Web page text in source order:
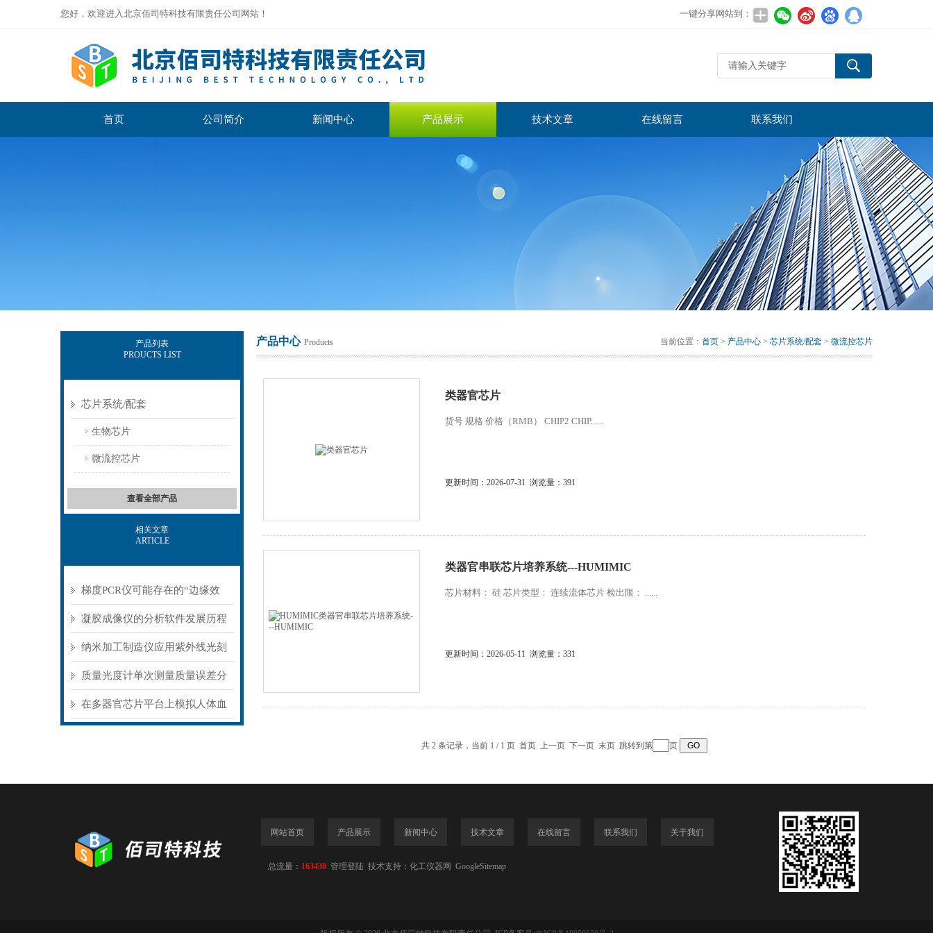
您好，欢迎进入北京佰司特科技有限责任公司网站！ 一键分享网站到：
首页 公司简介 新闻中心 产品展示 技术文章 在线留言 联系我们
产品列表
PROUCTS LIST
芯片系统/配套
生物芯片
微流控芯片
查看全部产品
相关文章
ARTICLE
梯度PCR仪可能存在的“边缘效
应”解析
凝胶成像仪的分析软件发展历程
概况
纳米加工制造仪应用紫外线光刻
的原理解读
质量光度计单次测量质量误差分
析
在多器官芯片平台上模拟人体血
产品中心 Products 当前位置： 首页 > 产品中心 > 芯片系统/配套 > 微流控芯片
类器官芯片
货号 规格 价格（RMB） CHIP2 CHIP......
更新时间：2026-07-31 浏览量：391
类器官串联芯片培养系统---HUMIMIC
芯片材料： 硅 芯片类型： 连续流体芯片 检出限： ......
更新时间：2026-05-11 浏览量：331
共 2 条记录，当前 1 / 1 页 首页 上一页 下一页 末页 跳转到第 页
网站首页 产品展示 新闻中心 技术文章 在线留言 联系我们 关于我们
总流量： 163438 管理登陆 技术支持： 化工仪器网 GoogleSitemap